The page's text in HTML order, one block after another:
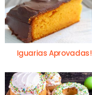
Iguarias Aprovadas!